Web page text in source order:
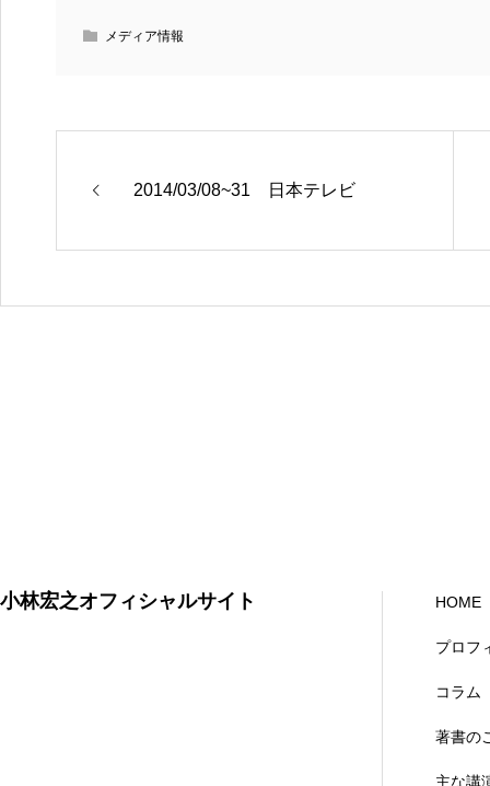
メディア情報
2014/03/08~31 日本テレビ
小林宏之オフィシャルサイト HOME
プロフ
コラム
著書の
主な講